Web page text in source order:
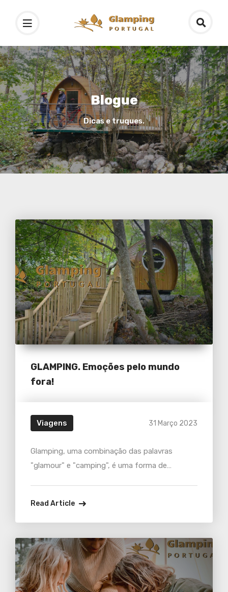
Blogue
Dicas e truques.
GLAMPING. Emoções pelo mundo
fora!
Viagens 31 Março 2023
Glamping, uma combinação das palavras
"glamour" e "camping", é uma forma de
seja novo, tem sido uma tendência crescente
no turismo de luxo nos últimos
Read Article